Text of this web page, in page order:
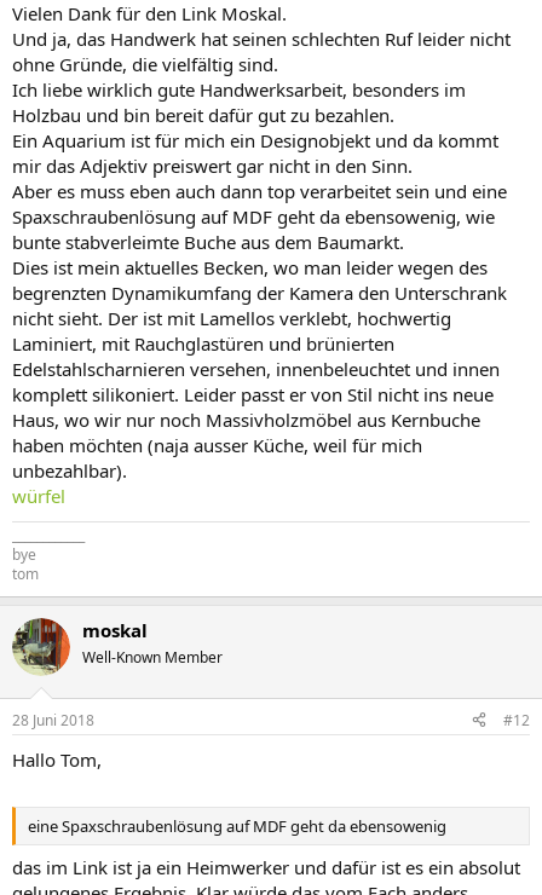
Vielen Dank für den Link Moskal.
Und ja, das Handwerk hat seinen schlechten Ruf leider nicht
ohne Gründe, die vielfältig sind.
Ich liebe wirklich gute Handwerksarbeit, besonders im
Holzbau und bin bereit dafür gut zu bezahlen.
Ein Aquarium ist für mich ein Designobjekt und da kommt
mir das Adjektiv preiswert gar nicht in den Sinn.
Aber es muss eben auch dann top verarbeitet sein und eine
Spaxschraubenlösung auf MDF geht da ebensowenig, wie
bunte stabverleimte Buche aus dem Baumarkt.
Dies ist mein aktuelles Becken, wo man leider wegen des
begrenzten Dynamikumfang der Kamera den Unterschrank
nicht sieht. Der ist mit Lamellos verklebt, hochwertig
Laminiert, mit Rauchglastüren und brünierten
Edelstahlscharnieren versehen, innenbeleuchtet und innen
komplett silikoniert. Leider passt er von Stil nicht ins neue
Haus, wo wir nur noch Massivholzmöbel aus Kernbuche
haben möchten (naja ausser Küche, weil für mich
unbezahlbar).
würfel
bye
tom
moskal
Well-Known Member
28 Juni 2018 #12
Hallo Tom,
eine Spaxschraubenlösung auf MDF geht da ebensowenig
das im Link ist ja ein Heimwerker und dafür ist es ein absolut